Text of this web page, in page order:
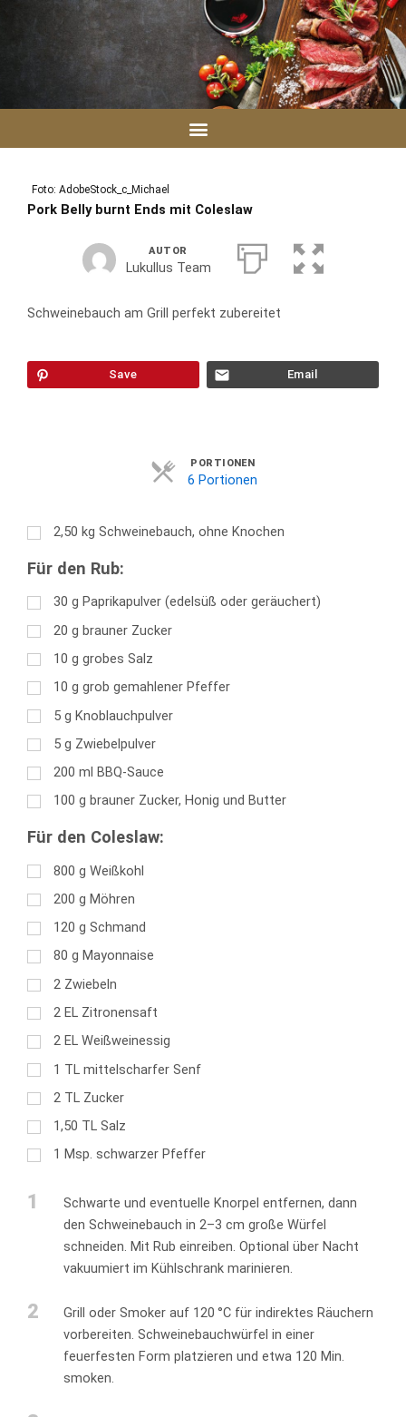
Foto: AdobeStock_c_Michael
Pork Belly burnt Ends mit Coleslaw
AUTOR
Lukullus Team
Schweinebauch am Grill perfekt zubereitet
Save Email
PORTIONEN
6 Portionen
2,50 kg Schweinebauch, ohne Knochen
Für den Rub:
30 g Paprikapulver (edelsüß oder geräuchert)
20 g brauner Zucker
10 g grobes Salz
10 g grob gemahlener Pfeffer
5 g Knoblauchpulver
5 g Zwiebelpulver
200 ml BBQ-Sauce
100 g brauner Zucker, Honig und Butter
Für den Coleslaw:
800 g Weißkohl
200 g Möhren
120 g Schmand
80 g Mayonnaise
2 Zwiebeln
2 EL Zitronensaft
2 EL Weißweinessig
1 TL mittelscharfer Senf
2 TL Zucker
1,50 TL Salz
1 Msp. schwarzer Pfeffer
1
Schwarte und eventuelle Knorpel entfernen, dann
den Schweinebauch in 2–3 cm große Würfel
schneiden. Mit Rub einreiben. Optional über Nacht
vakuumiert im Kühlschrank marinieren.
2
Grill oder Smoker auf 120 °C für indirektes Räuchern
vorbereiten. Schweinebauchwürfel in einer
feuerfesten Form platzieren und etwa 120 Min.
smoken.